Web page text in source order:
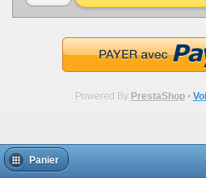
Powered By PrestaShop•
Panier